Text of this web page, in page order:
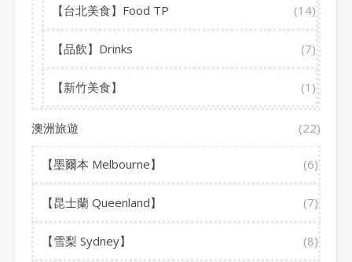
【台北美食】Food TP (14)
【品飲】Drinks (7)
【新竹美食】 (1)
澳洲旅遊 (22)
【墨爾本 Melbourne】 (6)
【昆士蘭 Queenland】 (7)
【雪梨 Sydney】 (8)